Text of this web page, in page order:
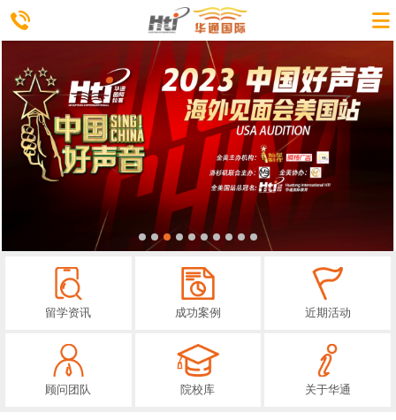
留学资讯 成功案例 近期活动
顾问团队 院校库 关于华通